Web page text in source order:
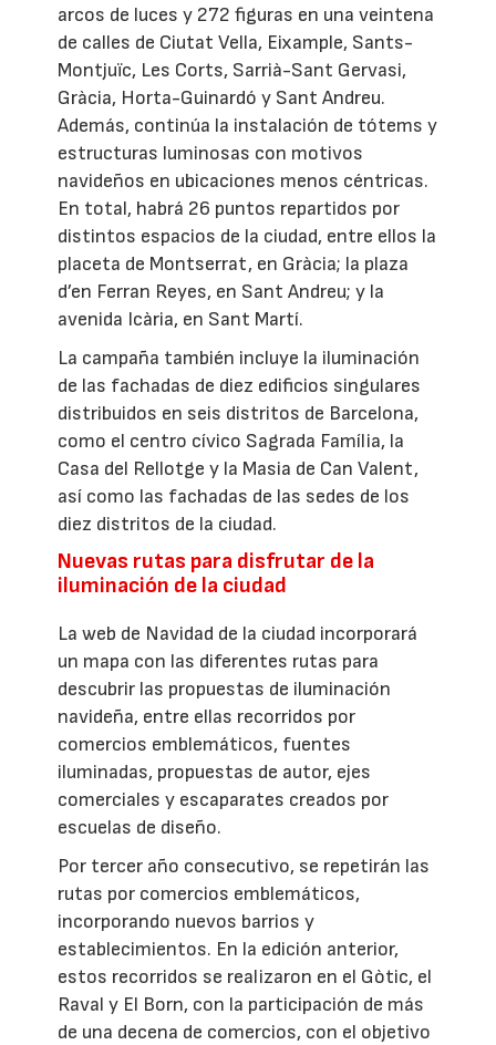
arcos de luces y 272 figuras en una veintena
de calles de Ciutat Vella, Eixample, Sants-
Montjuïc, Les Corts, Sarrià-Sant Gervasi,
Gràcia, Horta-Guinardó y Sant Andreu.
Además, continúa la instalación de tótems y
estructuras luminosas con motivos
navideños en ubicaciones menos céntricas.
En total, habrá 26 puntos repartidos por
distintos espacios de la ciudad, entre ellos la
placeta de Montserrat, en Gràcia; la plaza
d’en Ferran Reyes, en Sant Andreu; y la
avenida Icària, en Sant Martí.
La campaña también incluye la iluminación
de las fachadas de diez edificios singulares
distribuidos en seis distritos de Barcelona,
como el centro cívico Sagrada Família, la
Casa del Rellotge y la Masia de Can Valent,
así como las fachadas de las sedes de los
diez distritos de la ciudad.
Nuevas rutas para disfrutar de la
iluminación de la ciudad
La web de Navidad de la ciudad incorporará
un mapa con las diferentes rutas para
descubrir las propuestas de iluminación
navideña, entre ellas recorridos por
comercios emblemáticos, fuentes
iluminadas, propuestas de autor, ejes
comerciales y escaparates creados por
escuelas de diseño.
Por tercer año consecutivo, se repetirán las
rutas por comercios emblemáticos,
incorporando nuevos barrios y
establecimientos. En la edición anterior,
estos recorridos se realizaron en el Gòtic, el
Raval y El Born, con la participación de más
de una decena de comercios, con el objetivo